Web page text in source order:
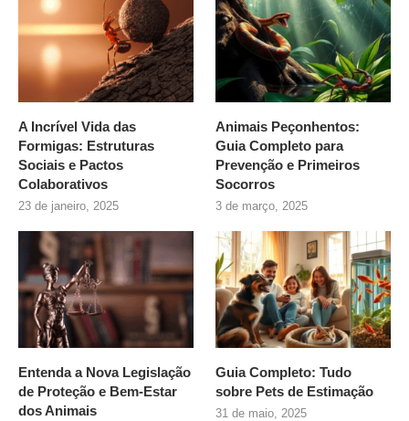
A Incrível Vida das
Formigas: Estruturas
Sociais e Pactos
Colaborativos
23 de janeiro, 2025
Animais Peçonhentos:
Guia Completo para
Prevenção e Primeiros
Socorros
3 de março, 2025
Entenda a Nova Legislação
de Proteção e Bem-Estar
dos Animais
Guia Completo: Tudo
sobre Pets de Estimação
31 de maio, 2025